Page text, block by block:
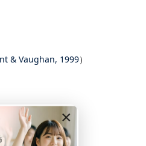
×
& Vaughan, 1999）